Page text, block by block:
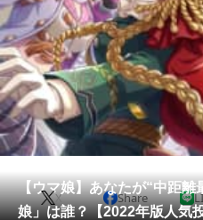
TOP
エンタメ
グルメ
住まい
動物
会員記事
【ウマ娘】あなたが“中距離
娘」は誰？【2022年版人気
X Share